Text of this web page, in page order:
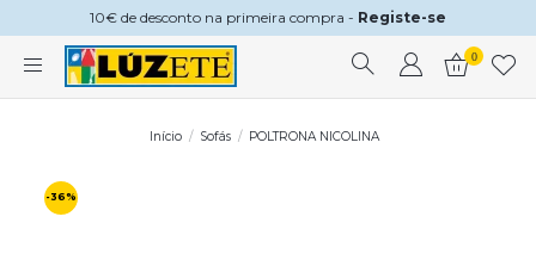
10€ de desconto na primeira compra - Registe-se
0
Início Sofás POLTRONA NICOLINA
-36%